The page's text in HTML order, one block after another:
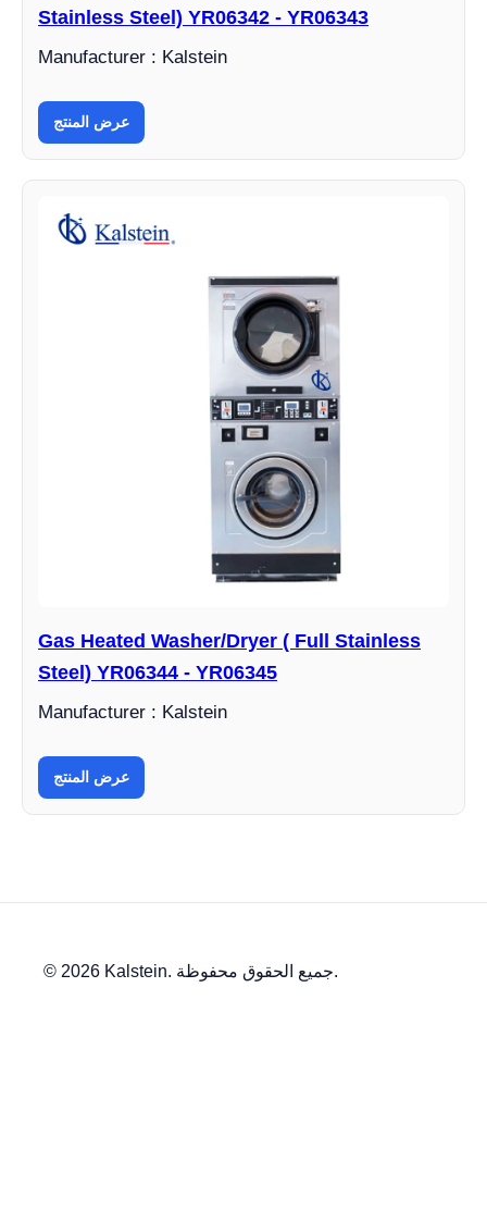
Stainless Steel) YR06342 - YR06343
Manufacturer : Kalstein
عرض المنتج
Gas Heated Washer/Dryer ( Full Stainless
Steel) YR06344 - YR06345
Manufacturer : Kalstein
عرض المنتج
© 2026 Kalstein. جميع الحقوق محفوظة.